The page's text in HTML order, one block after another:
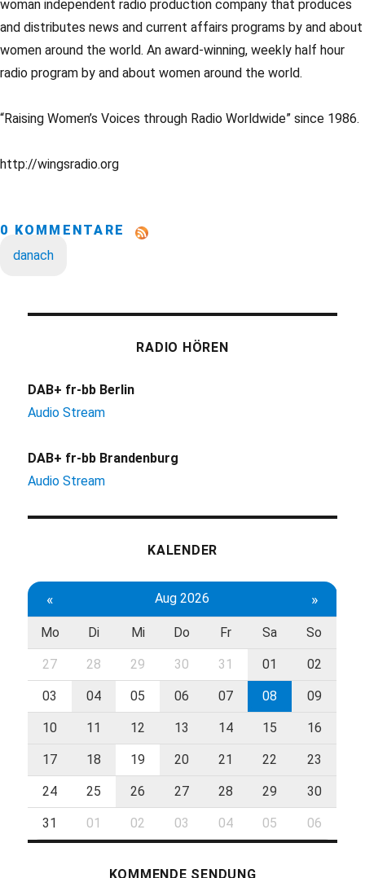
woman independent radio production company that produces
and distributes news and current affairs programs by and about
women around the world. An award-winning, weekly half hour
radio program by and about women around the world.
“Raising Women’s Voices through Radio Worldwide” since 1986.
http://wingsradio.org
0 KOMMENTARE
danach
RADIO HÖREN
DAB+ fr-bb Berlin
Audio Stream
DAB+ fr-bb Brandenburg
Audio Stream
KALENDER
« Aug 2026 »
Mo Di Mi Do Fr Sa So
27 28 29 30 31 01 02
03 04 05 06 07 08 09
10 11 12 13 14 15 16
17 18 19 20 21 22 23
24 25 26 27 28 29 30
31 01 02 03 04 05 06
KOMMENDE SENDUNG